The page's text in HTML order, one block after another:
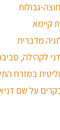
גבולות
קיימא
מדברית
לקהילה,
במזרח
על שם